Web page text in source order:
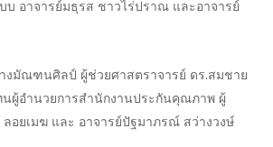
บ อาจารย์มธุรส ชาวไร่ปราณ และอาจารย์
งมัณฑนศิลป์ ผู้ช่วยศาสตราจารย์ ดร.สมชาย
นผู้อำนวยการสำนักงานประกันคุณภาพ ผู้
อยเมฆ และ อาจารย์ปัฐมาภรณ์ สว่างวงษ์